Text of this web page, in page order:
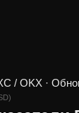
/ OKX ·